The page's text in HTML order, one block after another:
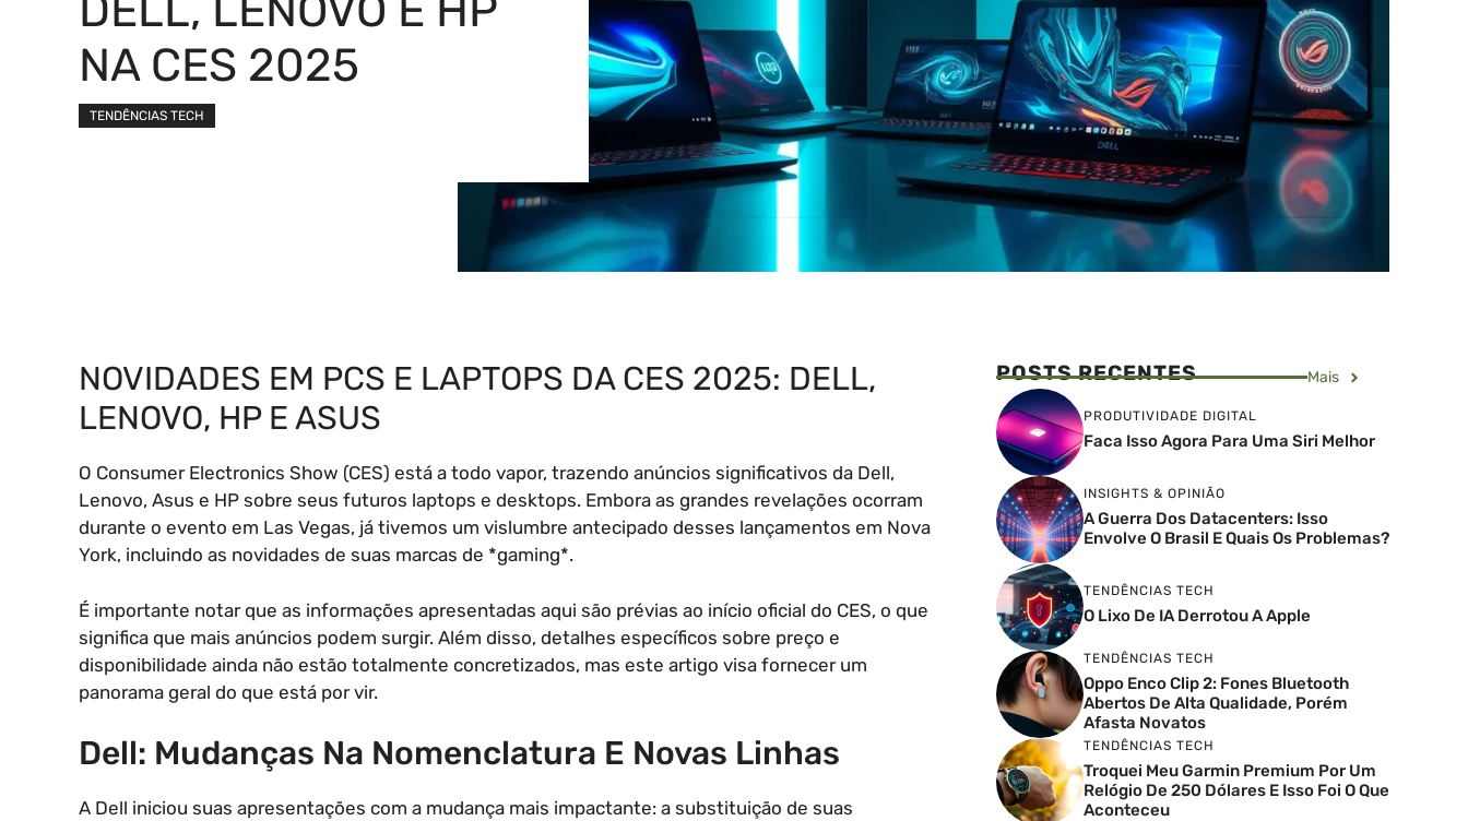
NA CES 2025
TENDÊNCIAS TECH
NOVIDADES EM PCS E LAPTOPS DA CES 2025: DELL,
LENOVO, HP E ASUS
O Consumer Electronics Show (CES) está a todo vapor, trazendo anúncios significativos da Dell,
Lenovo, Asus e HP sobre seus futuros laptops e desktops. Embora as grandes revelações ocorram
durante o evento em Las Vegas, já tivemos um vislumbre antecipado desses lançamentos em Nova
York, incluindo as novidades de suas marcas de *gaming*.
É importante notar que as informações apresentadas aqui são prévias ao início oficial do CES, o que
significa que mais anúncios podem surgir. Além disso, detalhes específicos sobre preço e
disponibilidade ainda não estão totalmente concretizados, mas este artigo visa fornecer um
panorama geral do que está por vir.
Dell: Mudanças Na Nomenclatura E Novas Linhas
A Dell iniciou suas apresentações com a mudança mais impactante: a substituição de suas
POSTS RECENTES Mais
PRODUTIVIDADE DIGITAL
Faca Isso Agora Para Uma Siri Melhor
INSIGHTS & OPINIÃO
A Guerra Dos Datacenters: Isso
Envolve O Brasil E Quais Os Problemas?
TENDÊNCIAS TECH
O Lixo De IA Derrotou A Apple
TENDÊNCIAS TECH
Oppo Enco Clip 2: Fones Bluetooth
Abertos De Alta Qualidade, Porém
Afasta Novatos
TENDÊNCIAS TECH
Troquei Meu Garmin Premium Por Um
Relógio De 250 Dólares E Isso Foi O Que
Aconteceu